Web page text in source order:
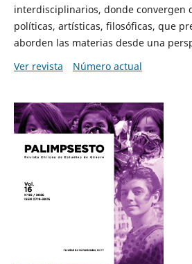
interdisciplinarios, donde convergen
políticas, artísticas, filosóficas, que
aborden las materias desde una
Ver revista
Número actual